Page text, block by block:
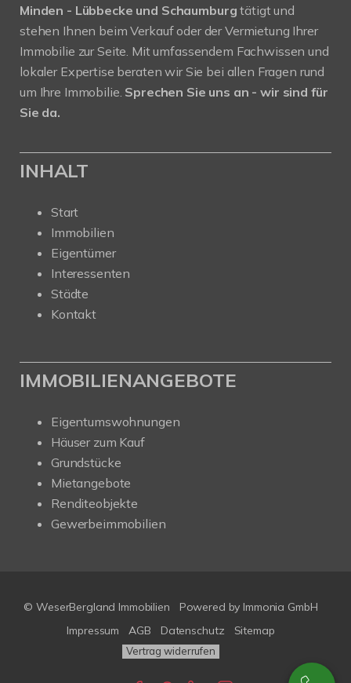
Minden - Lübbecke und Schaumburgtätigt und
stehen Ihnen beim Verkauf oder der Vermietung Ihrer
Immobilie zur Seite. Mit umfassendem Fachwissen und
lokaler Expertise beraten wir Sie bei allen Fragen rund
um Ihre Immobilie. Sprechen Sie uns an - wir sind für
Sie da.
INHALT
Start
Immobilien
Eigentümer
Interessenten
Städte
Kontakt
IMMOBILIENANGEBOTE
Eigentumswohnungen
Häuser zum Kauf
Grundstücke
Mietangebote
Renditeobjekte
Gewerbeimmobilien
© WeserBergland Immobilien Powered by Immonia GmbH
Impressum
AGB Datenschutz Sitemap
Vertrag widerrufen